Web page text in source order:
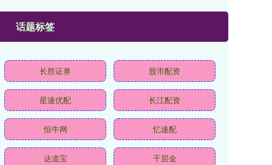
话题标签
长胜证券 股市配资
星速优配 长江配资
恒牛网 忆速配
达道宝 千层金